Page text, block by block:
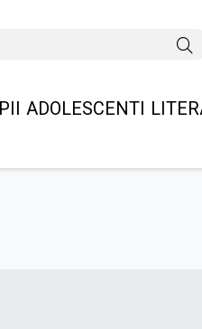
ADOLESCENTI